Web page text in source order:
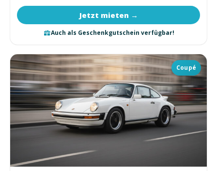
Jetzt mieten →
Auch als Geschenkgutschein verfügbar!
Coupé